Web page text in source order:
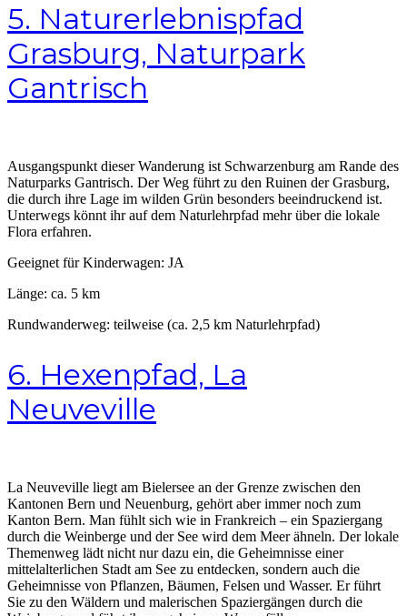
5. Naturerlebnispfad
Grasburg, Naturpark
Gantrisch
Ausgangspunkt dieser Wanderung ist Schwarzenburg am Rande des
Naturparks Gantrisch. Der Weg führt zu den Ruinen der Grasburg,
die durch ihre Lage im wilden Grün besonders beeindruckend ist.
Unterwegs könnt ihr auf dem Naturlehrpfad mehr über die lokale
Flora erfahren.
Geeignet für Kinderwagen: JA
Länge: ca. 5 km
Rundwanderweg: teilweise (ca. 2,5 km Naturlehrpfad)
6. Hexenpfad, La
Neuveville
La Neuveville liegt am Bielersee an der Grenze zwischen den
Kantonen Bern und Neuenburg, gehört aber immer noch zum
Kanton Bern. Man fühlt sich wie in Frankreich – ein Spaziergang
durch die Weinberge und der See wird dem Meer ähneln. Der lokale
Themenweg lädt nicht nur dazu ein, die Geheimnisse einer
mittelalterlichen Stadt am See zu entdecken, sondern auch die
Geheimnisse von Pflanzen, Bäumen, Felsen und Wasser. Er führt
Sie zu den Wäldern und malerischen Spaziergängen durch die